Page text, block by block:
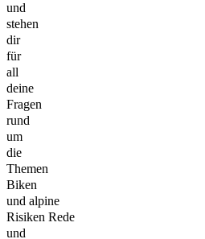
und
stehen
dir
für
all
deine
Fragen
rund
um
die
Themen
Biken
und alpine
Risiken Rede
und